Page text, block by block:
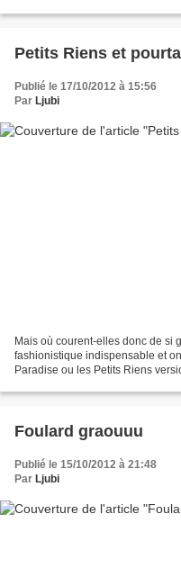
Petits Riens et
Publié le 17/10/2012 à 15:56
Par Ljubi
Mais où courent-elles donc de si
fashionistique indispensable et
Paradise ou les Petits Riens
Foulard graouuu
Publié le 15/10/2012 à 21:48
Par Ljubi